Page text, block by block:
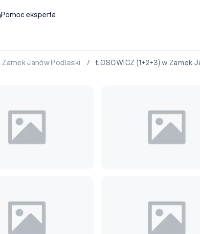
Pomoc eksperta
Zamek Janów Podlaski
/ ŁOSOWICZ (1+2+3) w Zamek